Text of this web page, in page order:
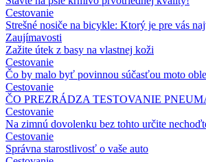
Cestovanie
Strešné nosiče na bicykle: Ktorý je pre vás
Zaujímavosti
Zažite útek z basy na vlastnej koži
Cestovanie
Čo by malo byť povinnou súčasťou moto
Cestovanie
ČO PREZRÁDZA TESTOVANIE
Cestovanie
Na zimnú dovolenku bez tohto určite
Cestovanie
Správna starostlivosť o vaše auto